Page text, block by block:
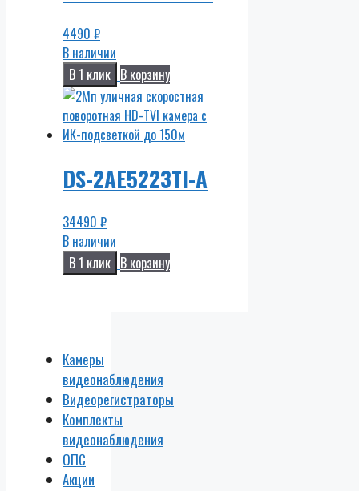
4490 ₽
В наличии
В 1 клик В корзину
DS-2AE5223TI-A
34490 ₽
В наличии
В 1 клик В корзину
Камеры
видеонаблюдения
Видеорегистраторы
Комплекты
видеонаблюдения
ОПС
Акции